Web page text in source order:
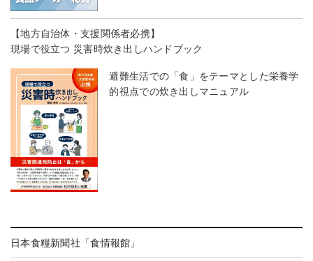
【地方自治体・支援関係者必携】
現場で役立つ 災害時炊き出しハンドブック
避難生活での「食」をテーマとした栄養学
的視点での炊き出しマニュアル
日本食糧新聞社「食情報館」